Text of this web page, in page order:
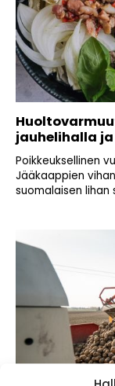
jauhelihalla
Poikkeuksellinen
Jääkaappien
suomalaisen lihan